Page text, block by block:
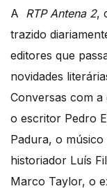
A RTP Antena 2,
trazido
editores que
novidades
Conversas com
o escritor Pedro
Padura, o
historiador Luís
Marco Taylor, o